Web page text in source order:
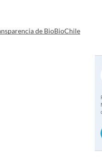
de BioBioChile